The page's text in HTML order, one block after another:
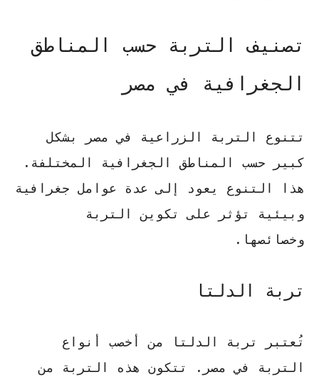
تصنيف التربة حسب المناطق
الجغرافية في مصر
تتنوع التربة الزراعية في مصر بشكل
كبير حسب المناطق الجغرافية المختلفة.
هذا التنوع يعود إلى عدة عوامل جغرافية
وبيئية تؤثر على تكوين التربة
وخصائصها.
تربة الدلتا
تُعتبر تربة الدلتا من أخصب أنواع
التربة في مصر. تتكون هذه التربة من